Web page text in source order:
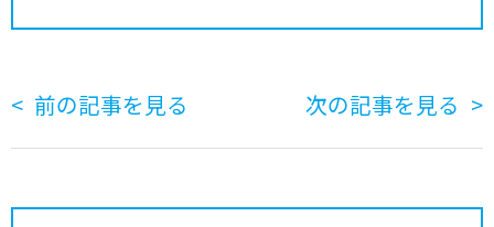
前の記事を見る 次の記事を見る